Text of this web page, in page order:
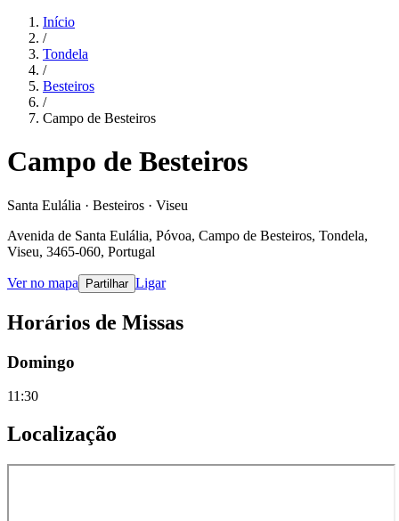
Início
/
Tondela
/
Besteiros
/
Campo de Besteiros
Campo de Besteiros
Santa Eulália · Besteiros · Viseu
Avenida de Santa Eulália, Póvoa, Campo de Besteiros, Tondela,
Viseu, 3465-060, Portugal
Ver no mapa Partilhar Ligar
Horários de Missas
Domingo
11:30
Localização